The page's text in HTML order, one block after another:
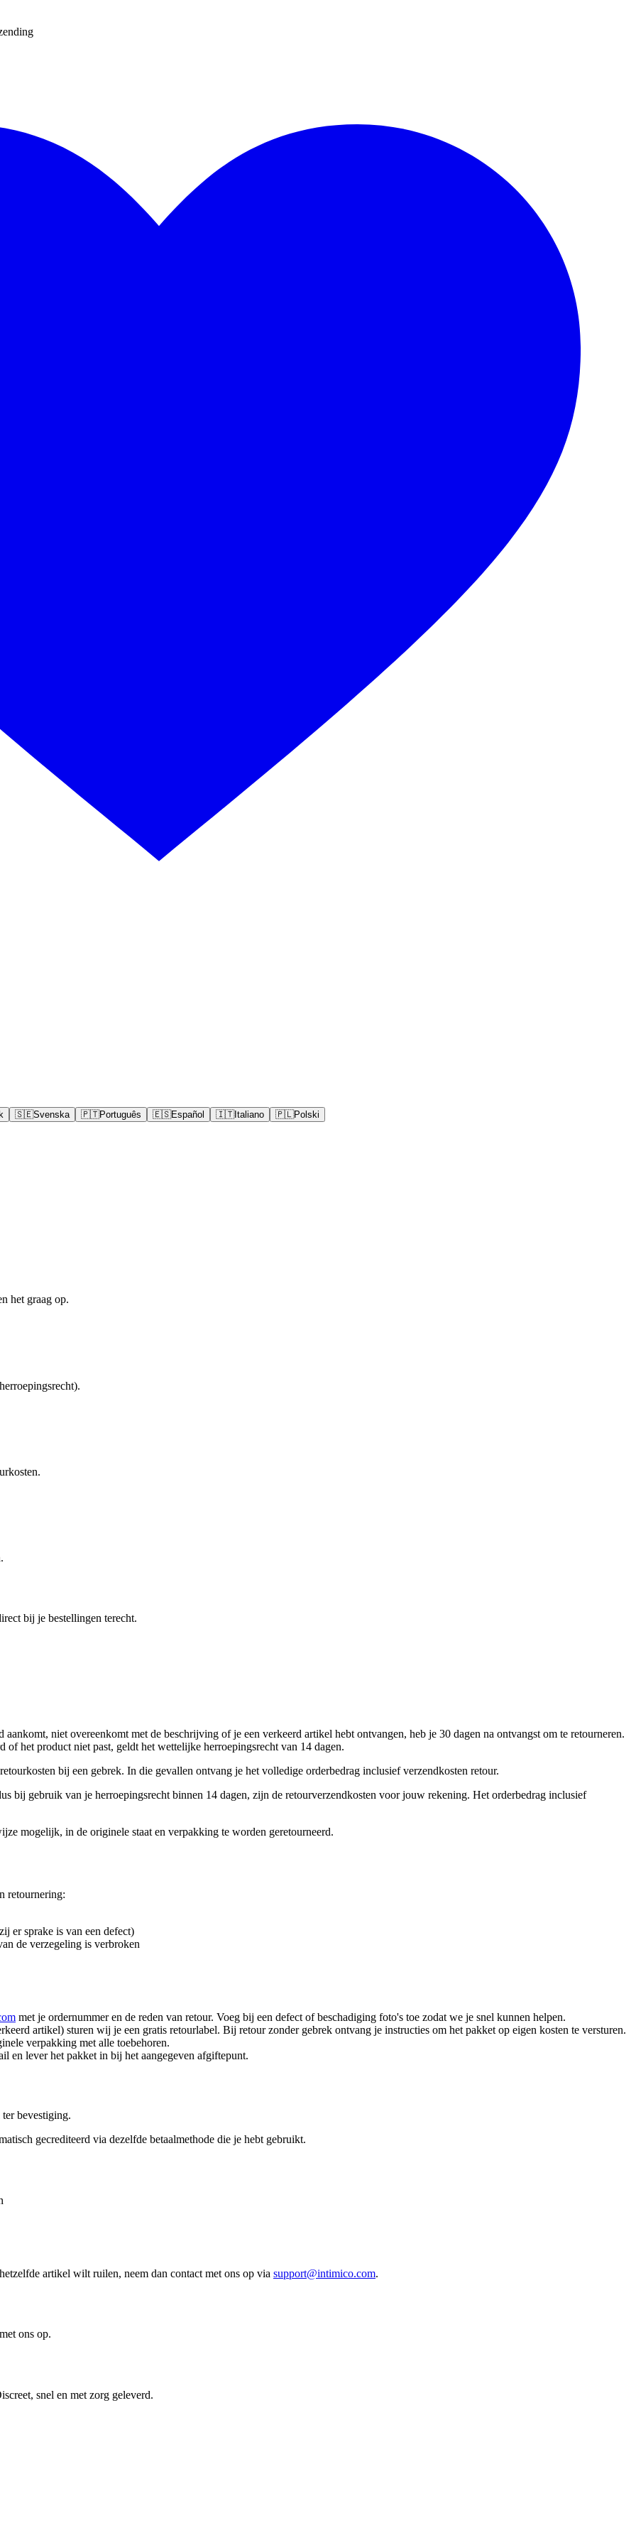
🇸🇪Svenska 🇵🇹Português 🇪🇸Español 🇮🇹Italiano 🇵🇱Polski
het graag op.
bij je bestellingen terecht.
aankomt, niet overeenkomt met de beschrijving of je een verkeerd artikel hebt ontvangen, heb je 30 dagen na ontvangst om te retourneren.
of het product niet past, geldt het wettelijke herroepingsrecht van 14 dagen.
bij een gebrek. In die gevallen ontvang je het volledige orderbedrag inclusief verzendkosten retour.
bij gebruik van je herroepingsrecht binnen 14 dagen, zijn de retourverzendkosten voor jouw rekening. Het orderbedrag inclusief
mogelijk, in de originele staat en verpakking te worden geretourneerd.
retournering:
er sprake is van een defect)
de verzegeling is verbroken
met je ordernummer en de reden van retour. Voeg bij een defect of beschadiging foto's toe zodat we je snel kunnen helpen.
artikel) sturen wij je een gratis retourlabel. Bij retour zonder gebrek ontvang je instructies om het pakket op eigen kosten te versturen.
verpakking met alle toebehoren.
en lever het pakket in bij het aangegeven afgiftepunt.
bevestiging.
gecrediteerd via dezelfde betaalmethode die je hebt gebruikt.
artikel wilt ruilen, neem dan contact met ons op via support@intimico.com.
ons op.
snel en met zorg geleverd.